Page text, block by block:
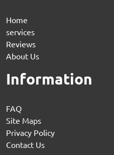
Home
services
Reviews
About Us
Information
FAQ
Site Maps
Privacy Policy
Contact Us